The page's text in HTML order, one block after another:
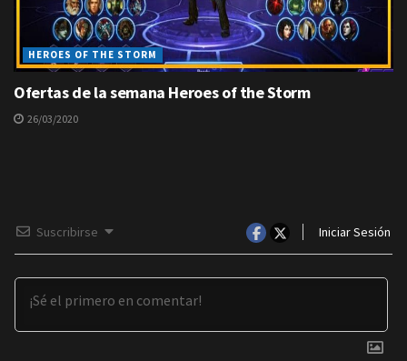
HEROES OF THE STORM
Ofertas de la semana Heroes of the Storm
26/03/2020
Suscribirse Iniciar Sesión